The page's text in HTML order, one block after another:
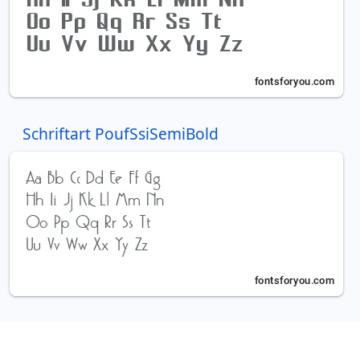
Schriftart PoufSsiSemiBold